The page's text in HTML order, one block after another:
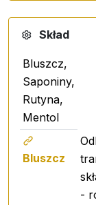
Skład
Bluszcz,
Saponiny,
Rutyna,
Mentol
Bluszcz
-